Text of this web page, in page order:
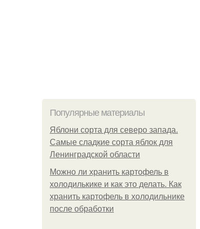
Популярные материалы
Яблони сорта для северо запада.
Самые сладкие сорта яблок для
Ленинградской области
Можно ли хранить картофель в
холодилькике и как это делать. Как
хранить картофель в холодильнике
после обработки